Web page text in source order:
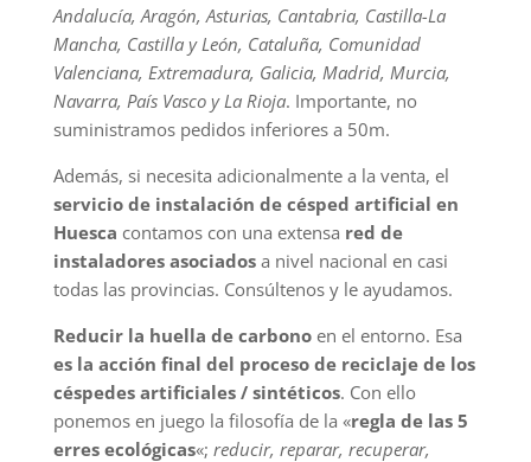
Andalucía, Aragón, Asturias, Cantabria, Castilla-La
Mancha, Castilla y León, Cataluña, Comunidad
Valenciana, Extremadura, Galicia, Madrid, Murcia,
Navarra, País Vasco y La Rioja. Importante, no
suministramos pedidos inferiores a 50m.
Además, si necesita adicionalmente a la venta, el
servicio de instalación de césped artificial en
Huesca contamos con una extensa red de
instaladores asociadosa nivel nacional en casi
todas las provincias. Consúltenos y le ayudamos.
Reducir la huella de carbonoen el entorno. Esa
es la acción final del proceso de reciclaje de los
céspedes artificiales / sintéticos. Con ello
ponemos en juego la filosofía de la «regla de las 5
erres ecológicas«; reducir, reparar, recuperar,